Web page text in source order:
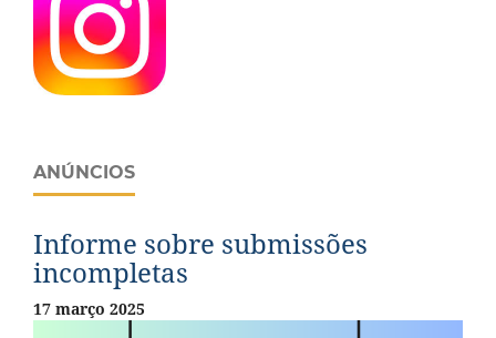
ANÚNCIOS
Informe sobre submissões
incompletas
17 março 2025